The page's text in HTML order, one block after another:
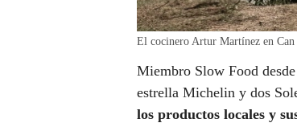
El cocinero Artur Martínez en
Miembro Slow Food
estrella Michelin y dos
los productos locales y